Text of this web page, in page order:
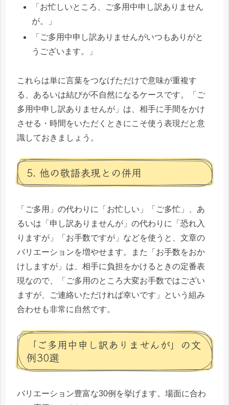
「お忙しいところ、ご多用中申し訳ありません
が。」
「ご多用中申し訳ありませんがいつもありがと
うございます。」
これらは単に言葉をつなげただけで意味が重複す
る、あるいは結びが不自然になるケースです。「ご
多用中申し訳ありませんが」は、相手に手間をかけ
させる・時間をいただくときにこそ使う表現だと意
識しておきましょう。
5. 他の敬語表現との併用
「ご多用」の代わりに「お忙しい」「ご多忙」、あ
るいは「申し訳ありませんが」の代わりに「恐れ入
りますが」「お手数ですが」などを使うと、文章の
バリエーションを増やせます。また「お手数をおか
けしますが」は、相手に負担をかけるときの定番表
現なので、「ご多用のところ大変お手数ではござい
ますが、ご連絡いただければ幸いです」という組み
合わせも非常に自然です。
「ご多用中申し訳ありませんが」の文
例30選
バリエーション豊富な30例を挙げます。場面に合わ